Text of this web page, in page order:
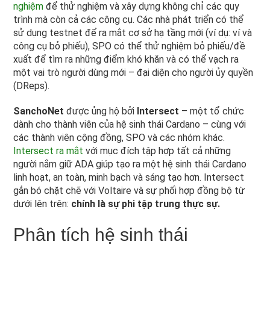
nghiệm để thử nghiệm và xây dựng không chỉ các quy
trình mà còn cả các công cụ. Các nhà phát triển có thể
sử dụng testnet để ra mắt cơ sở hạ tầng mới (ví dụ: ví và
công cụ bỏ phiếu), SPO có thể thử nghiệm bỏ phiếu/đề
xuất để tìm ra những điểm khó khăn và có thể vạch ra
một vai trò người dùng mới – đại diện cho người ủy quyền
(DReps).
SanchoNetđược ủng hộ bởi Intersect – một tổ chức
dành cho thành viên của hệ sinh thái Cardano – cùng với
các thành viên cộng đồng, SPO và các nhóm khác.
Intersect ra mắtvới mục đích tập hợp tất cả những
người nắm giữ ADA giúp tạo ra một hệ sinh thái Cardano
linh hoạt, an toàn, minh bạch và sáng tạo hơn. Intersect
gắn bó chặt chẽ với Voltaire và sự phối hợp đồng bộ từ
dưới lên trên: chính là sự phi tập trung thực sự.
Phân tích hệ sinh thái